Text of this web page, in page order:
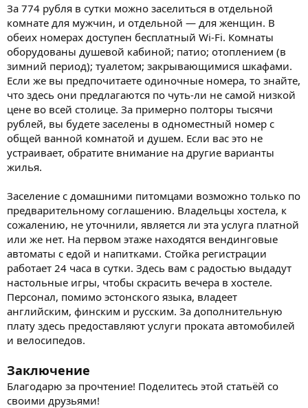
За 774 рубля в сутки можно заселиться в отдельной
комнате для мужчин, и отдельной — для женщин. В
обеих номерах доступен бесплатный Wi-Fi. Комнаты
оборудованы душевой кабиной; патио; отоплением (в
зимний период); туалетом; закрывающимися шкафами.
Если же вы предпочитаете одиночные номера, то знайте,
что здесь они предлагаются по чуть-ли не самой низкой
цене во всей столице. За примерно полторы тысячи
рублей, вы будете заселены в одноместный номер с
общей ванной комнатой и душем. Если вас это не
устраивает, обратите внимание на другие варианты
жилья.
Заселение с домашними питомцами возможно только по
предварительному соглашению. Владельцы хостела, к
сожалению, не уточнили, является ли эта услуга платной
или же нет. На первом этаже находятся вендинговые
автоматы с едой и напитками. Стойка регистрации
работает 24 часа в сутки. Здесь вам с радостью выдадут
настольные игры, чтобы скрасить вечера в хостеле.
Персонал, помимо эстонского языка, владеет
английским, финским и русским. За дополнительную
плату здесь предоставляют услуги проката автомобилей
и велосипедов.
Заключение
Благодарю за прочтение! Поделитесь этой статьёй со
своими друзьями!